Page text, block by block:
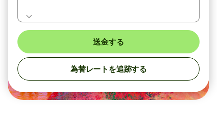
送金する
為替レートを追跡する